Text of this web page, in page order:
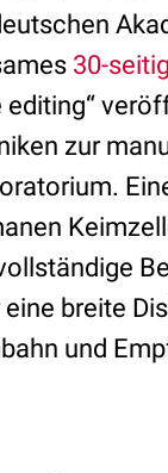
30-
zur
breite
und